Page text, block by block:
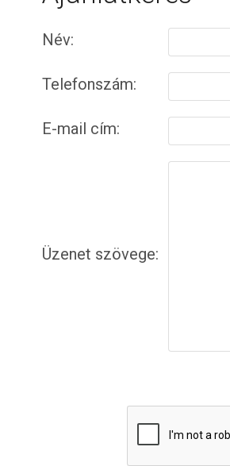
Név:
Telefonszám:
E-mail cím:
Üzenet szövege: